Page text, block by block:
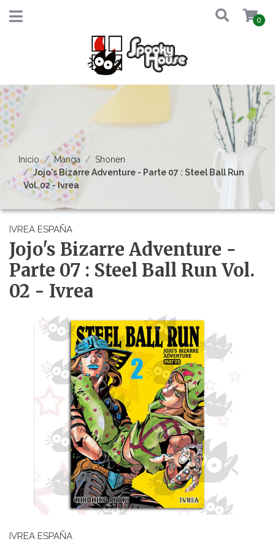
0
Inicio Manga
Shonen
Jojo's Bizarre Adventure - Parte 07 : Steel Ball Run
Vol. 02 - Ivrea
IVREA ESPAÑA
Jojo's Bizarre Adventure -
Parte 07 : Steel Ball Run Vol.
02 - Ivrea
IVREA ESPAÑA